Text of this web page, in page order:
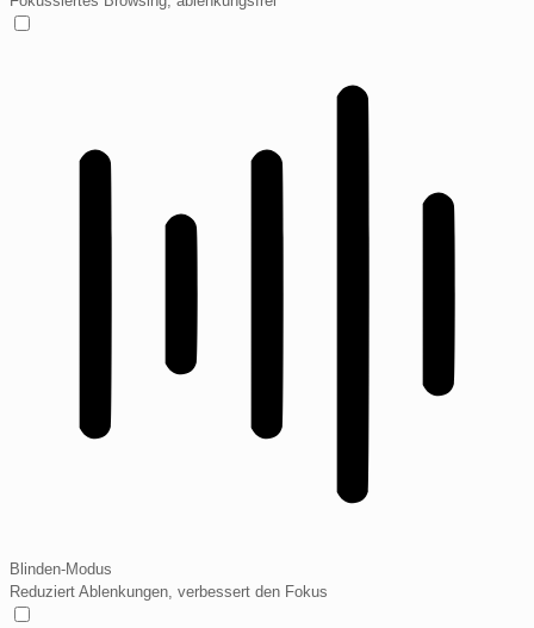
Blinden-Modus
Reduziert Ablenkungen, verbessert den Fokus